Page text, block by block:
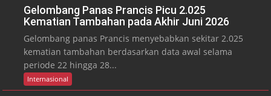
Gelombang Panas Prancis Picu 2.025
Kematian Tambahan pada Akhir Juni 2026
Gelombang panas Prancis menyebabkan sekitar 2.025
kematian tambahan berdasarkan data awal selama
periode 22 hingga 28...
Internasional